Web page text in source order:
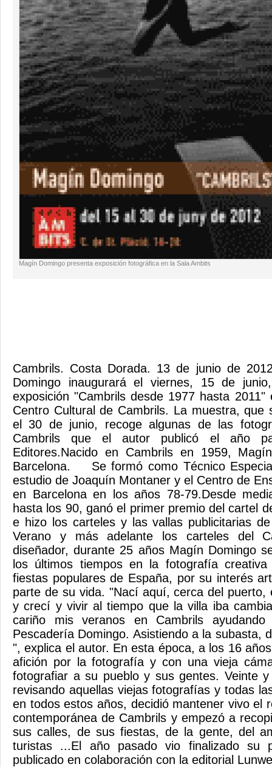
Magín Domingo presenta exposición fotográfica en la Sala Ambits
Cambrils. Costa Dorada. 13 de junio de
Domingo inaugurará el viernes, 15 de
exposición "Cambrils desde 1977 hasta
Centro Cultural de Cambrils. La muestra, que
el 30 de junio, recoge algunas de las
Cambrils que el autor publicó el año
Editores.Nacido en Cambrils en 1959,
Barcelona. Se formó como Técnico
estudio de Joaquín Montaner y el Centro de
en Barcelona en los años 78-79.Desde
hasta los 90, ganó el primer premio del cartel
e hizo los carteles y las vallas publicitarias
Verano y más adelante los carteles del
diseñador, durante 25 años Magín Domingo
los últimos tiempos en la fotografía
fiestas populares de España, por su interés
parte de su vida. "Nací aquí, cerca del puerto,
y crecí y vivir al tiempo que la villa iba
cariño mis veranos en Cambrils
Pescadería Domingo. Asistiendo a la subasta,
", explica el autor. En esta época, a los 16
afición por la fotografía y con una vieja
fotografiar a su pueblo y sus gentes. Veinte
revisando aquellas viejas fotografías y todas
en todos estos años, decidió mantener vivo el
contemporánea de Cambrils y empezó a
sus calles, de sus fiestas, de la gente, del
turistas ...El año pasado vio finalizado su
publicado en colaboración con la editorial